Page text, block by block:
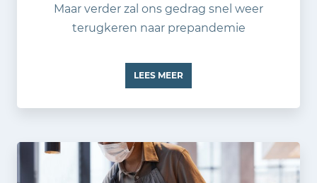
Maar verder zal ons gedrag snel weer
terugkeren naar prepandemie
LEES MEER